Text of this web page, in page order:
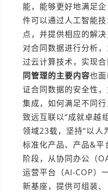
能，能够更好地满足
件可以通过人工智能
点，并提供相应的解
对合同数据进行分析
过云计算技术，实现
同管理的主要内容也
证合同数据的安全性
集成，如何满足不同
致远互联以“成就卓越
领域23载，坚持“以人
标准化产品、产品&
阶段，从协同办公（
运营平台（AI-COP）
新基座，提供可组装